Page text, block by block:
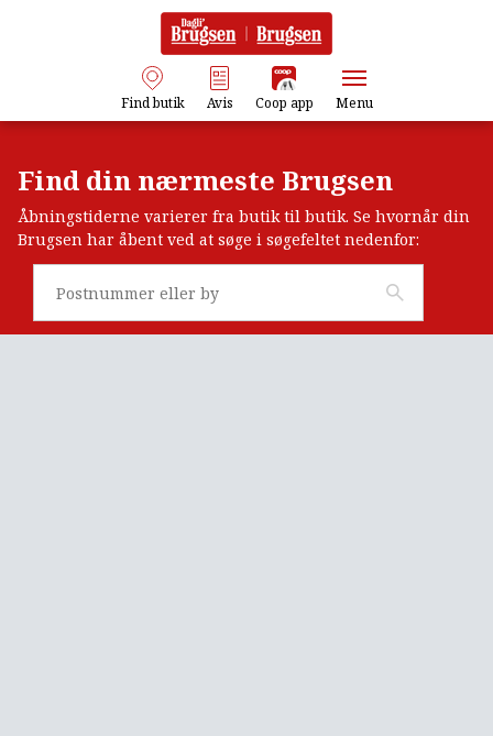
Find butik Avis Coop app Menu
Find din nærmeste Brugsen
Åbningstiderne varierer fra butik til butik. Se hvornår din
Brugsen har åbent ved at søge i søgefeltet nedenfor: